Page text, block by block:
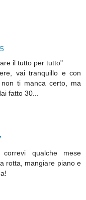
il tutto per tutto"
vai tranquillo e con
ti manca certo, ma
fatto 30...
qualche mese
rotta, mangiare piano e